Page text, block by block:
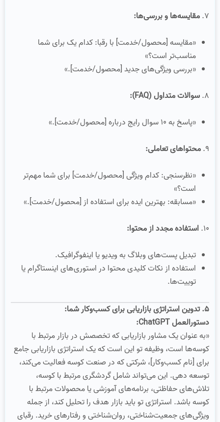
۷. مقایسه‌ها و بررسی‌ها:
«مقایسه [محصول/خدمت] با رقبا: کدام یک برای شما
مناسب‌تر است؟»
«بررسی ویژگی‌های جدید [محصول/خدمت].»
۸. سوالات متداول (FAQ):
«پاسخ به ۱۰ سوال رایج درباره [محصول/خدمت].»
۹. محتواهای تعاملی:
«نظرسنجی: کدام ویژگی [محصول/خدمت] برای شما مهم‌تر
است؟»
«مسابقه: بهترین ایده برای استفاده از [محصول/خدمت].»
۱۰. استفاده مجدد از محتوا:
تبدیل پست‌های وبلاگ به ویدیو یا اینفوگرافیک.
استفاده از نکات کلیدی محتوا در استوری‌های اینستاگرام یا
توییت‌ها.
۵. تدوین استراتژی بازاریابی برای کسب‌وکار شما:
دستورالعمل ChatGPT:
«به عنوان یک مشاور بازاریابی که تخصصش در بازار مرتبط با
کوسه‌ها است، وظیفه تو این است که یک استراتژی بازاریابی جامع
برای [نام کسب‌وکار]، شرکتی که در صنعت کوسه فعالیت می‌کند،
توسعه دهی. این می‌تواند شامل گردشگری مرتبط با کوسه،
تلاش‌های حفاظتی، برنامه‌های آموزشی یا محصولات مرتبط با
کوسه باشد. استراتژی تو باید بازار هدف را تحلیل کند، از جمله
ویژگی‌های جمعیت‌شناختی، روان‌شناختی و رفتارهای خرید. رقبای